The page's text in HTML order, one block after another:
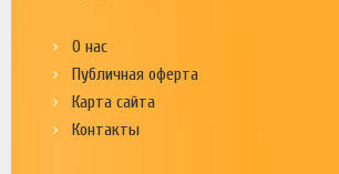
О нас
Публичная оферта
Карта сайта
Контакты